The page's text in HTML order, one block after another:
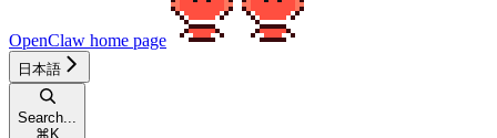
OpenClaw home page
日本語
Search...
⌘ K